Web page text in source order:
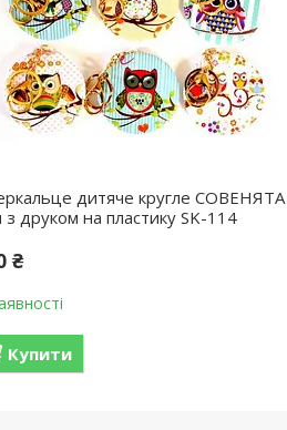
дитяче кругле СОВЕНЯТА
з друком на пластику SK-114
₴
Купити